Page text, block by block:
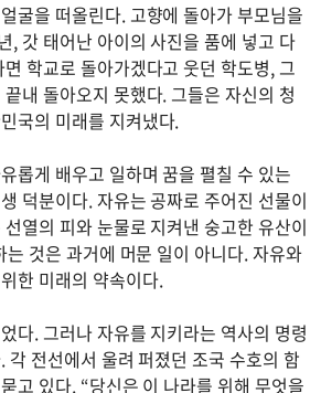
굴을 떠올린다. 고향에 돌아가 부모님을
, 갓 태어난 아이의 사진을 품에 넣고 다
학교로 돌아가겠다고 웃던 학도병, 그
내 돌아오지 못했다. 그들은 자신의 청
국의 미래를 지켜냈다.
롭게 배우고 일하며 꿈을 펼칠 수 있는
덕분이다. 자유는 공짜로 주어진 선물이
열의 피와 눈물로 지켜낸 숭고한 유산이
것은 과거에 머문 일이 아니다. 자유와
한 미래의 약속이다.
다. 그러나 자유를 지키라는 역사의 명령
각 전선에서 울려 퍼졌던 조국 수호의 함
고 있다. “당신은 이 나라를 위해 무엇을